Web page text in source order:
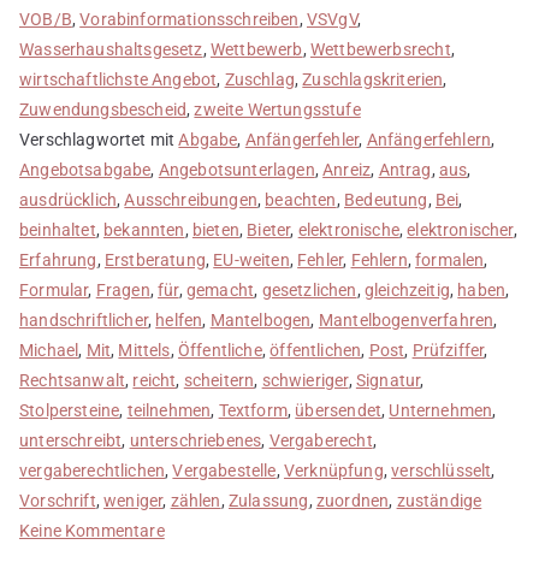
VOB/B,Vorabinformationsschreiben, VSVgV,
Wasserhaushaltsgesetz, Wettbewerb, Wettbewerbsrecht,
wirtschaftlichste Angebot, Zuschlag,Zuschlagskriterien,
Zuwendungsbescheid,zweite Wertungsstufe
Verschlagwortet mitAbgabe, Anfängerfehler, Anfängerfehlern,
Angebotsabgabe, Angebotsunterlagen,Anreiz, Antrag, aus,
ausdrücklich,Ausschreibungen, beachten, Bedeutung, Bei,
beinhaltet, bekannten, bieten, Bieter, elektronische,elektronischer,
Erfahrung, Erstberatung, EU-weiten, Fehler, Fehlern,formalen,
Formular, Fragen,für, gemacht, gesetzlichen, gleichzeitig, haben,
handschriftlicher, helfen, Mantelbogen, Mantelbogenverfahren,
Michael, Mit, Mittels, Öffentliche,öffentlichen, Post, Prüfziffer,
Rechtsanwalt, reicht, scheitern, schwieriger, Signatur,
Stolpersteine, teilnehmen, Textform, übersendet, Unternehmen,
unterschreibt, unterschriebenes, Vergaberecht,
vergaberechtlichen,Vergabestelle, Verknüpfung,verschlüsselt,
Vorschrift,weniger, zählen, Zulassung, zuordnen, zuständige
Keine Kommentarezu